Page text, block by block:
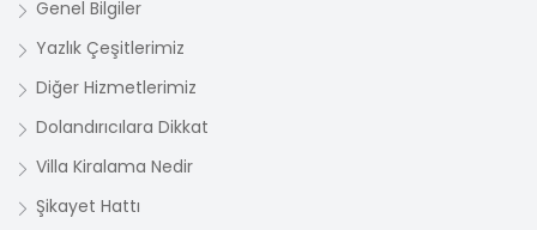
Genel Bilgiler
Yazlık Çeşitlerimiz
Diğer Hizmetlerimiz
Dolandırıcılara Dikkat
Villa Kiralama Nedir
Şikayet Hattı